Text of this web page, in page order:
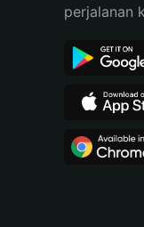
Español (Argentina)
perjalanan